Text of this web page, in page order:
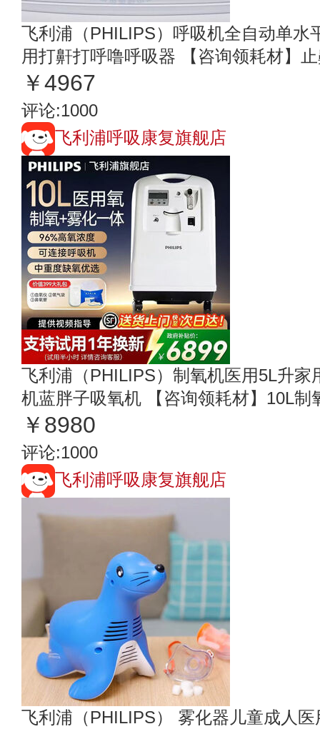
飞利浦（PHILIPS）呼吸机全自动单水
用打鼾打呼噜呼吸器 【咨询领耗材】
￥4967
评论:1000
飞利浦呼吸康复旗舰店
飞利浦（PHILIPS）制氧机医用5L升家
机蓝胖子吸氧机 【咨询领耗材】10L制
￥8980
评论:1000
飞利浦呼吸康复旗舰店
飞利浦（PHILIPS） 雾化器儿童成人